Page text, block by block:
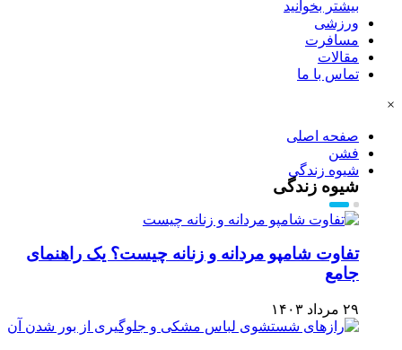
بیشتر بخوانید
ورزشی
مسافرت
مقالات
تماس با ما
×
صفحه اصلی
فشن
شیوه زندگی
شیوه زندگی
تفاوت شامپو مردانه و زنانه چیست؟ یک راهنمای
جامع
۲۹ مرداد ۱۴۰۳